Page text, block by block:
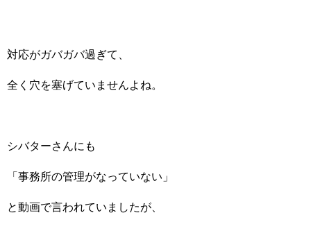
対応がガバガバ過ぎて、
全く穴を塞げていませんよね。
シバターさんにも
「事務所の管理がなっていない」
と動画で言われていましたが、